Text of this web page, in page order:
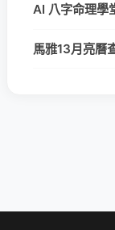
AI 八字命理學
馬雅13月亮曆